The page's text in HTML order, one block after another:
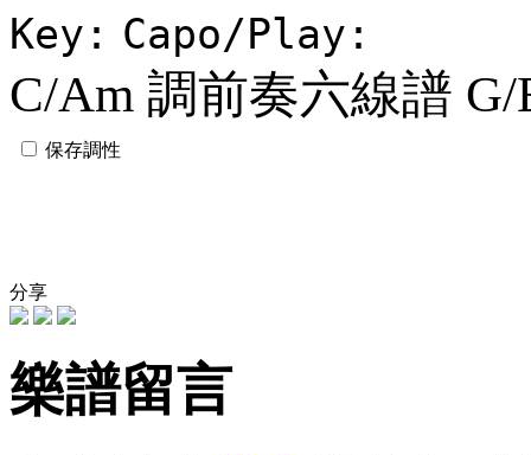
Key: Capo/Play:
C/Am 調前奏六線譜 G/
保存調性
分享
樂譜留言